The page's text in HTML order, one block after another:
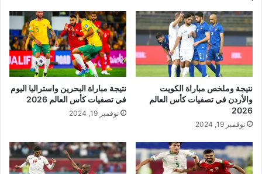
نتيجة وملخص مباراة الكويت
والأردن في تصفيات كأس العالم
2026
نوفمبر 19, 2024
نتيجة مباراة البحرين واستراليا اليوم
في تصفيات كأس العالم 2026
نوفمبر 19, 2024